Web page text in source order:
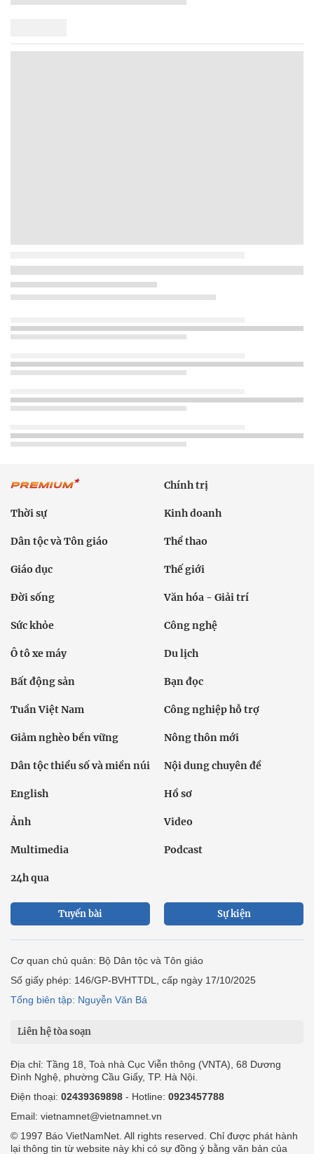
Chính trị
Thời sự Kinh doanh
Dân tộc và Tôn giáo Thể thao
Giáo dục Thế giới
Đời sống Văn hóa - Giải trí
Sức khỏe Công nghệ
Ô tô xe máy Du lịch
Bất động sản Bạn đọc
Tuần Việt Nam Công nghiệp hỗ trợ
Giảm nghèo bền vững Nông thôn mới
Dân tộc thiểu số và miền núi Nội dung chuyên đề
English Hồ sơ
Ảnh Video
Multimedia Podcast
24h qua
Tuyến bài Sự kiện
Cơ quan chủ quản: Bộ Dân tộc và Tôn giáo
Số giấy phép: 146/GP-BVHTTDL, cấp ngày 17/10/2025
Tổng biên tập: Nguyễn Văn Bá
Liên hệ tòa soạn
Địa chỉ: Tầng 18, Toà nhà Cục Viễn thông (VNTA), 68 Dương
Đình Nghệ, phường Cầu Giấy, TP. Hà Nội.
Điện thoại: 02439369898 - Hotline: 0923457788
Email: vietnamnet@vietnamnet.vn
© 1997 Báo VietNamNet. All rights reserved. Chỉ được phát hành
lại thông tin từ website này khi có sự đồng ý bằng văn bản của